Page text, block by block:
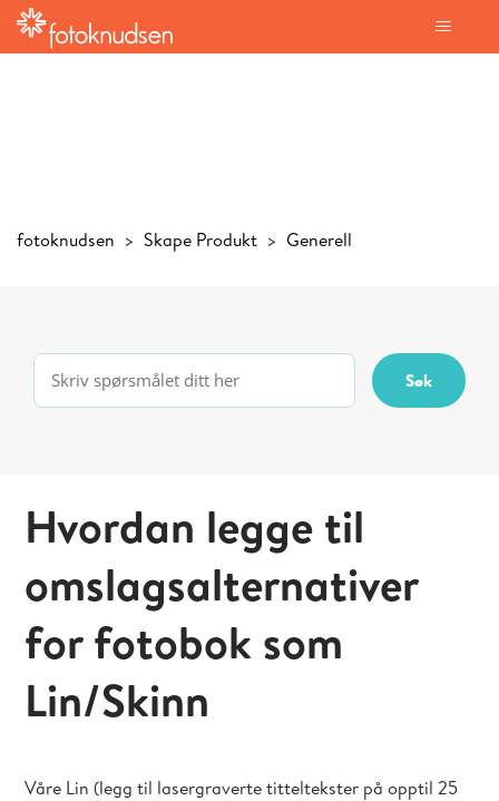
fotoknudsen Skape Produkt Generell
Hvordan legge til
omslagsalternativer
for fotobok som
Lin/Skinn
Våre Lin (legg til lasergraverte titteltekster på opptil 25